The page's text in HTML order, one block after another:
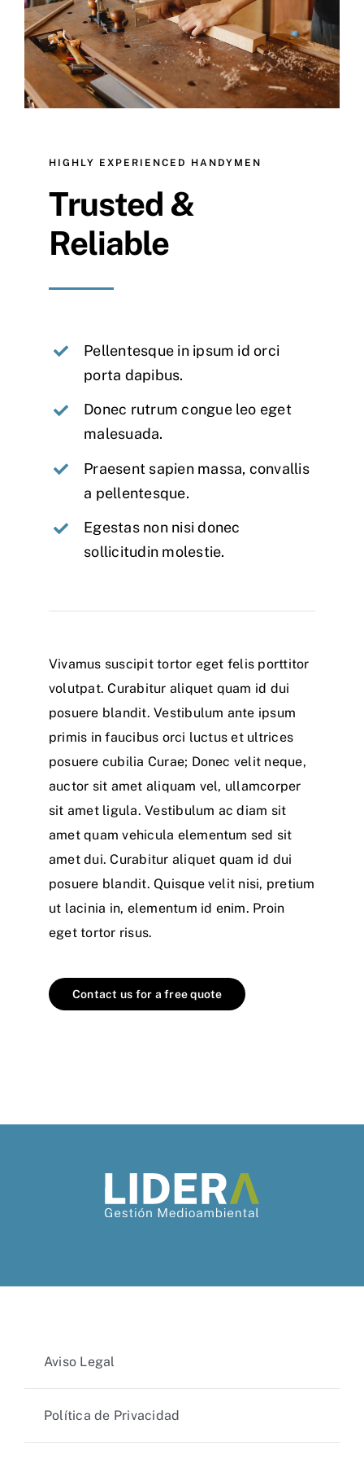
HIGHLY EXPERIENCED HANDYMEN
Trusted &
Reliable
Pellentesque in ipsum id orci
porta dapibus.
Donec rutrum congue leo eget
malesuada.
Praesent sapien massa, convallis
a pellentesque.
Egestas non nisi donec
sollicitudin molestie.
Vivamus suscipit tortor eget felis porttitor
volutpat. Curabitur aliquet quam id dui
posuere blandit. Vestibulum ante ipsum
primis in faucibus orci luctus et ultrices
posuere cubilia Curae; Donec velit neque,
auctor sit amet aliquam vel, ullamcorper
sit amet ligula. Vestibulum ac diam sit
amet quam vehicula elementum sed sit
amet dui. Curabitur aliquet quam id dui
posuere blandit. Quisque velit nisi, pretium
ut lacinia in, elementum id enim. Proin
eget tortor risus.
Contact us for a free quote
Aviso Legal
Política de Privacidad